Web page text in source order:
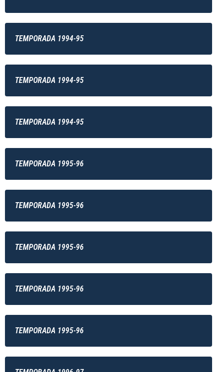
TEMPORADA 1994-95
TEMPORADA 1994-95
TEMPORADA 1994-95
TEMPORADA 1995-96
TEMPORADA 1995-96
TEMPORADA 1995-96
TEMPORADA 1995-96
TEMPORADA 1995-96